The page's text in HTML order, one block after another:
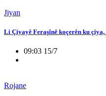
Jiyan
Li Çiyayê Feraşînê koçerên ku
09:03 15/7
Rojane